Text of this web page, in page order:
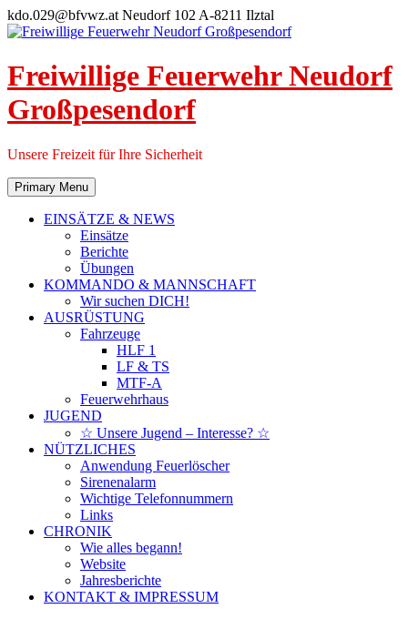
Skip
to
kdo.029@bfvwz.at Neudorf 102 A-8211 Ilztal
Freiwillige Feuerwehr Neudorf
Großpesendorf
Unsere Freizeit für Ihre Sicherheit
Primary Menu
EINSÄTZE & NEWS
Einsätze
Berichte
Übungen
KOMMANDO & MANNSCHAFT
Wir suchen DICH!
AUSRÜSTUNG
Fahrzeuge
HLF 1
LF & TS
MTF-A
Feuerwehrhaus
JUGEND
☆ Unsere Jugend – Interesse? ☆
NÜTZLICHES
Anwendung Feuerlöscher
Sirenenalarm
Wichtige Telefonnummern
Links
CHRONIK
Wie alles begann!
Website
Jahresberichte
KONTAKT & IMPRESSUM